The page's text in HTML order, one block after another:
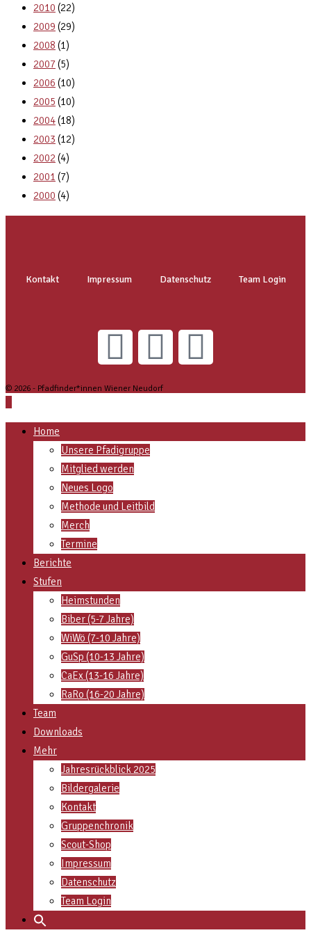
2010 (22)
2009 (29)
2008 (1)
2007(5)
2006 (10)
2005 (10)
2004(18)
2003 (12)
2002 (4)
2001 (7)
2000 (4)
Kontakt Impressum Datenschutz Team Login
© 2026 - Pfadfinder*innen Wiener Neudorf
Home
Unsere Pfadigruppe
Mitglied werden
Neues Logo
Methode und Leitbild
Merch
Termine
Berichte
Stufen
Heimstunden
Biber (5-7 Jahre)
WiWö (7-10 Jahre)
GuSp (10-13 Jahre)
CaEx (13-16 Jahre)
RaRo (16-20 Jahre)
Team
Downloads
Mehr
Jahresrückblick 2025
Bildergalerie
Kontakt
Gruppenchronik
Scout-Shop
Impressum
Datenschutz
Team Login
Search
for: